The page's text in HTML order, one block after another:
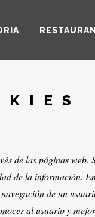
de las páginas web.
de la información.
de un
al usuario y